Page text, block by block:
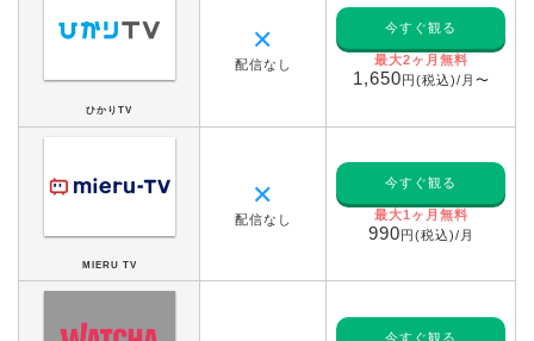
ひかりTV
✕
配信なし
今すぐ観る
最大2ヶ月無料
1,650円(税込)/月〜
MIERU TV
✕
配信なし
今すぐ観る
最大1ヶ月無料
990円(税込)/月
今すぐ観る